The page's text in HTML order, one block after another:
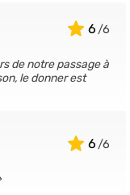
6
de notre passage à
le donner est
6